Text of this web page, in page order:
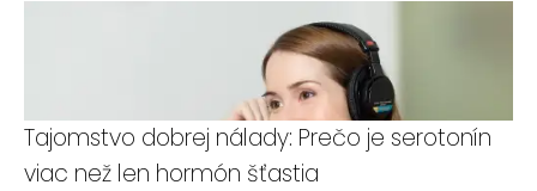
Tajomstvo dobrej nálady: Prečo je serotonín
viac než len hormón šťastia